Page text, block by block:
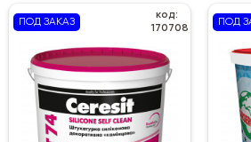
ПОД ЗАКАЗ
код:
170708
ПОД